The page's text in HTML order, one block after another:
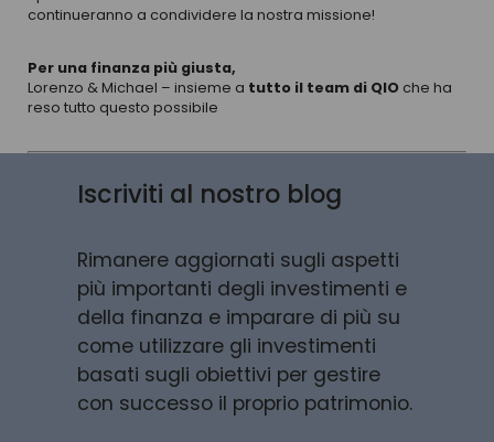
continueranno a condividere la nostra missione!
Per una finanza più giusta,
Lorenzo & Michael – insieme a tutto il team di QIO che ha
reso tutto questo possibile
Iscriviti al nostro blog
Rimanere aggiornati sugli aspetti
più importanti degli investimenti e
della finanza e imparare di più su
come utilizzare gli investimenti
basati sugli obiettivi per gestire
con successo il proprio patrimonio.